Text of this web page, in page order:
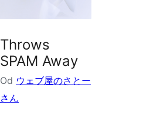
Throws
SPAM Away
Od ウェブ屋のさとー
さん